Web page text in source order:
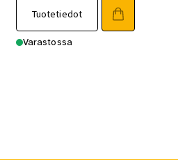
Tuotetiedot
Varastossa